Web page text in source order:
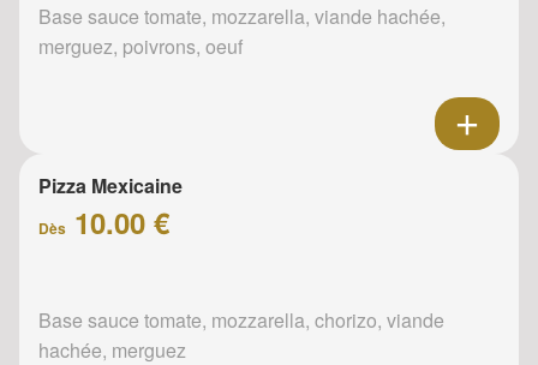
Base sauce tomate, mozzarella, viande hachée,
merguez, poivrons, oeuf
Pizza Mexicaine
Dès 10.00 €
Base sauce tomate, mozzarella, chorizo, viande
hachée, merguez